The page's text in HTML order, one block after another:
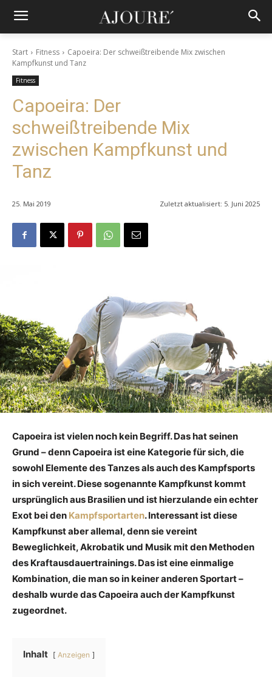
Start Fitness
Capoeira: Der schweißtreibende Mix zwischen
Kampfkunst und Tanz
Fitness
Capoeira: Der
schweißtreibende Mix
zwischen Kampfkunst und
Tanz
25. Mai 2019 Zuletzt aktualisiert: 5. Juni 2025
Capoeira ist vielen noch kein Begriff. Das hat seinen
Grund – denn Capoeira ist eine Kategorie für sich, die
sowohl Elemente des Tanzes als auch des Kampfsports
in sich vereint. Diese sogenannte Kampfkunst kommt
ursprünglich aus Brasilien und ist hierzulande ein echter
Exot bei den Kampfsportarten. Interessant ist diese
Kampfkunst aber allemal, denn sie vereint
Beweglichkeit, Akrobatik und Musik mit den Methoden
des Kraftausdauertrainings. Das ist eine einmalige
Kombination, die man so in keiner anderen Sportart –
deshalb wurde das Capoeira auch der Kampfkunst
zugeordnet.
Inhalt Anzeigen